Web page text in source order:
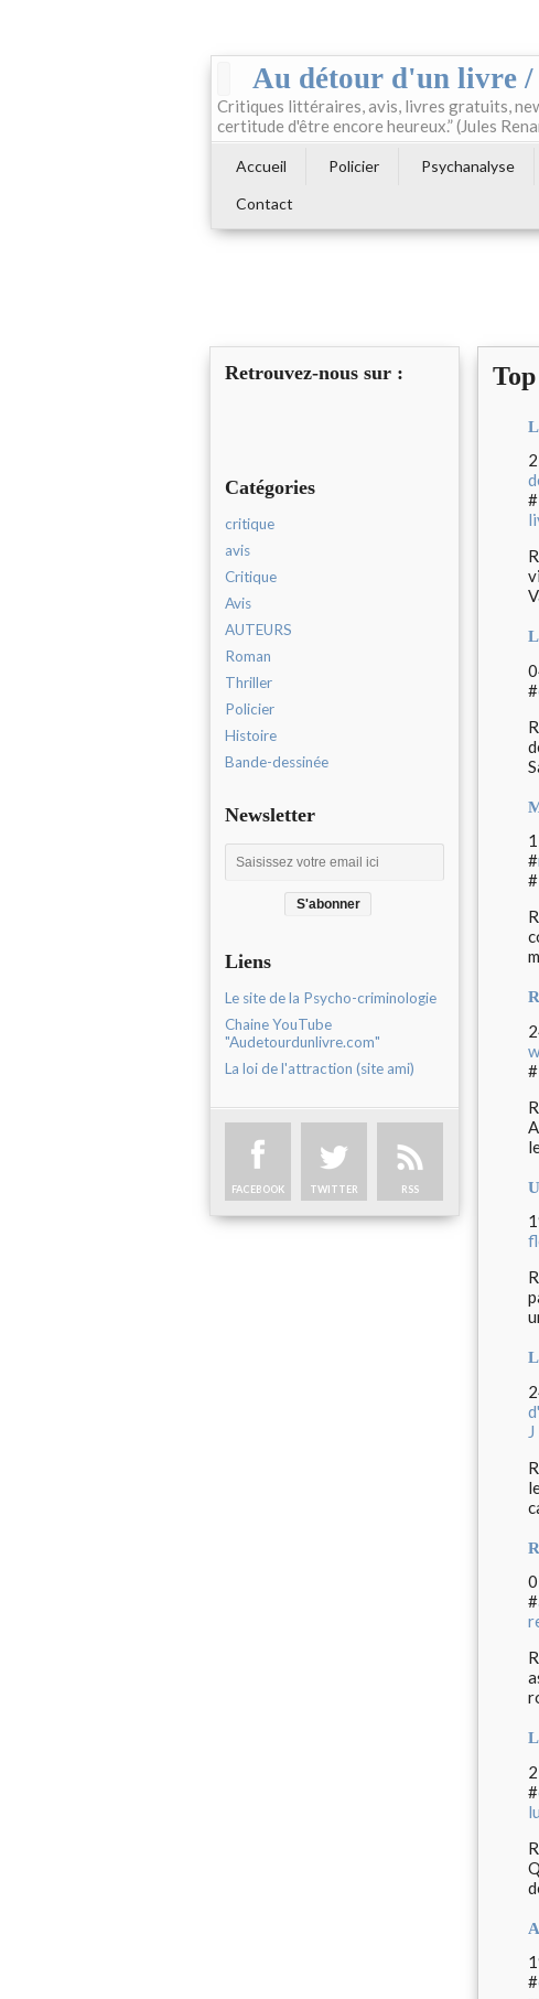
Au détour d'un livre
Critiques littéraires, avis, livres gratuits,
certitude d'être encore heureux.” (Jules
Accueil Policier Psychanalyse
Contact
Retrouvez-nous sur :
Catégories
critique
avis
Critique
Avis
AUTEURS
Roman
Thriller
Policier
Histoire
Bande-dessinée
Newsletter
Liens
Le site de la Psycho-criminologie
Chaine YouTube
"Audetourdunlivre.com"
La loi de l'attraction (site ami)
FACEBOOK TWITTER RSS
#
#
#
#
#
#
#
#